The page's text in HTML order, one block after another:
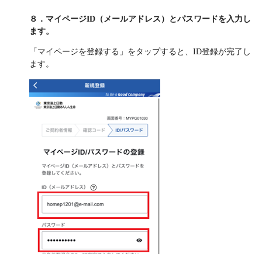
８．マイページID（メールアドレス）とパスワードを入力し
ます。
「マイページを登録する」をタップすると、ID登録が完了し
ます。